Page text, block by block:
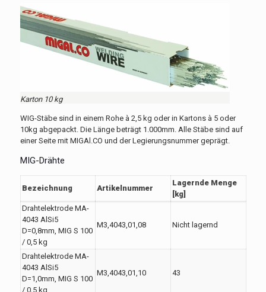
Karton 10 kg
WIG-Stäbe sind in einem Rohe à 2,5 kg oder in Kartons à 5 oder
10kg abgepackt. Die Länge beträgt 1.000mm. Alle Stäbe sind auf
einer Seite mit MIGAl.CO und der Legierungsnummer geprägt.
MIG-Drähte
Bezeichnung Artikelnummer
Lagernde Menge
[kg]
Drahtelektrode MA-
4043 AlSi5
D=0,8mm, MIG S 100
/ 0,5 kg
M3,4043,01,08 Nicht lagernd
Drahtelektrode MA-
4043 AlSi5
D=1,0mm, MIG S 100
/ 0,5 kg
M3,4043,01,10 43